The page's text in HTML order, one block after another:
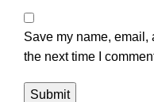
Save my name,
the next time I